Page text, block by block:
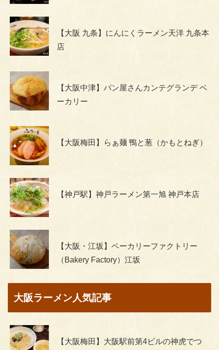
【大阪 九条】にんにくラーメン天洋 九条本
店
【大阪中津】パン屋さんカンテグランデ ベ
ーカリー
【大阪梅田】らぁ麺 鴨と葱（かもとねぎ）
【神戸駅】神戸ラーメン第一旭 神戸本店
【大阪・江坂】ベーカリーファクトリー
（Bakery Factory）江坂
大阪ラーメン人気記事
【大阪梅田】大阪駅前第4ビルの神虎でつ